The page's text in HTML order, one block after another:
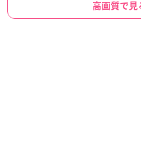
高画質で見